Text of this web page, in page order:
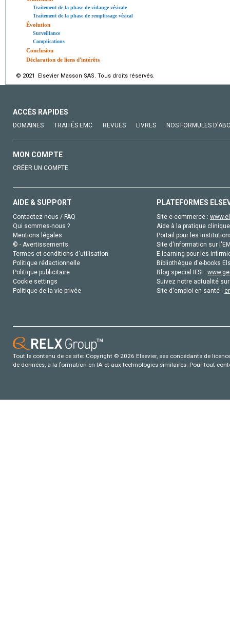
Traitement de la phase de vidange vésicale
Traitement de la phase de remplissage vésical
Évolution
Surveillance
Complications
Conclusion
Déclaration de liens d'intérêts
© 2021 Elsevier Masson SAS. Tous droits réservés.
ACCÈS RAPIDES
DOMAINES TRAITÉS EMC REVUES LIVRES NOS FORMULES
MON COMPTE
CRÉER UN COMPTE
AIDE & SUPPORT
Contactez-nous / FAQ
Qui sommes-nous ?
Mentions légales
© - Avertissements
Termes et conditions d'utilisation
Politique rédactionnelle
Politique publicitaire
Cookie settings
Politique de la vie privée
PLATEFORMES
Site e-commerce :
Aide à la pratique
Portail pour les
Site d'information sur
E-learning pour les
Bibliothèque d'e-books
Blog special IFSI :
Suivez notre actualité
Site d'emploi en santé :
Tout le contenu de ce site: Copyright © 2026 Elsevier, ses concédants de
de données, a la formation en IA et aux technologies similaires. Pour tout